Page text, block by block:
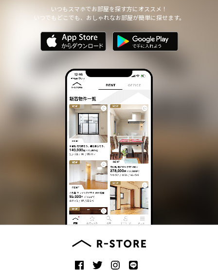
いつもスマホでお部屋を探す方にオススメ！
いつでもどこでも、おしゃれなお部屋が簡単に探せます。